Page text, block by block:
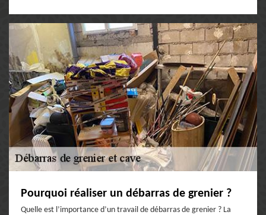
Pourquoi réaliser un débarras de grenier ?
Quelle est l’importance d’un travail de débarras de grenier ? La